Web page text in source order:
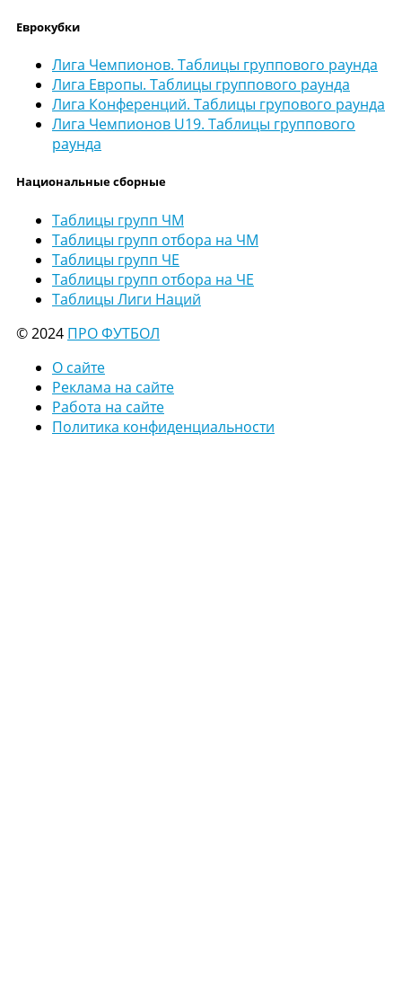
Еврокубки
Лига Чемпионов. Таблицы группового раунда
Лига Европы. Таблицы группового раунда
Лига Конференций. Таблицы групового раунда
Лига Чемпионов U19. Таблицы группового
раунда
Национальные сборные
Таблицы групп ЧМ
Таблицы групп отбора на ЧМ
Таблицы групп ЧЕ
Таблицы групп отбора на ЧЕ
Таблицы Лиги Наций
© 2024 ПРО ФУТБОЛ
О сайте
Реклама на сайте
Работа на сайте
Политика конфиденциальности